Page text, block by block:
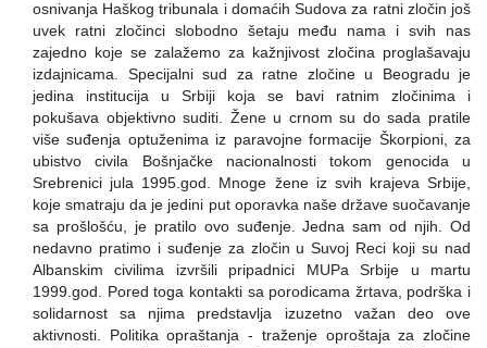
osnivanja Haškog tribunala i domaćih Sudova za ratni zločin još
uvek ratni zločinci slobodno šetaju među nama i svih nas
zajedno koje se zalažemo za kažnjivost zločina proglašavaju
izdajnicama. Specijalni sud za ratne zločine u Beogradu je
jedina institucija u Srbiji koja se bavi ratnim zločinima i
pokušava objektivno suditi. Žene u crnom su do sada pratile
više suđenja optuženima iz paravojne formacije Škorpioni, za
ubistvo civila Bošnjačke nacionalnosti tokom genocida u
Srebrenici jula 1995.god. Mnoge žene iz svih krajeva Srbije,
koje smatraju da je jedini put oporavka naše države suočavanje
sa prošlošću, je pratilo ovo suđenje. Jedna sam od njih. Od
nedavno pratimo i suđenje za zločin u Suvoj Reci koji su nad
Albanskim civilima izvršili pripadnici MUPa Srbije u martu
1999.god. Pored toga kontakti sa porodicama žrtava, podrška i
solidarnost sa njima predstavlja izuzetno važan deo ove
aktivnosti. Politika opraštanja - traženje oproštaja za zločine